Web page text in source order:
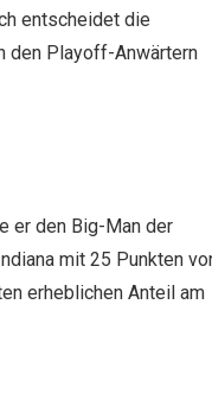
entscheidet die
den Playoff-Anwärtern
er den Big-Man der
mit 25 Punkten
erheblichen Anteil am